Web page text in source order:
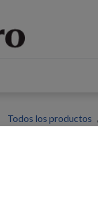
Todos los productos